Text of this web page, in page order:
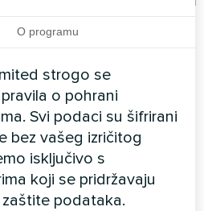
Privatna kuća
konvektorske jedinice,
staklena serija
O programu
strogo se
o pohrani
Svi podaci su šifrirani
bez vašeg izričitog
isključivo s
koji se pridržavaju
podataka.